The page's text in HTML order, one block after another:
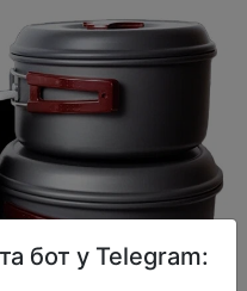
бот у Telegram: